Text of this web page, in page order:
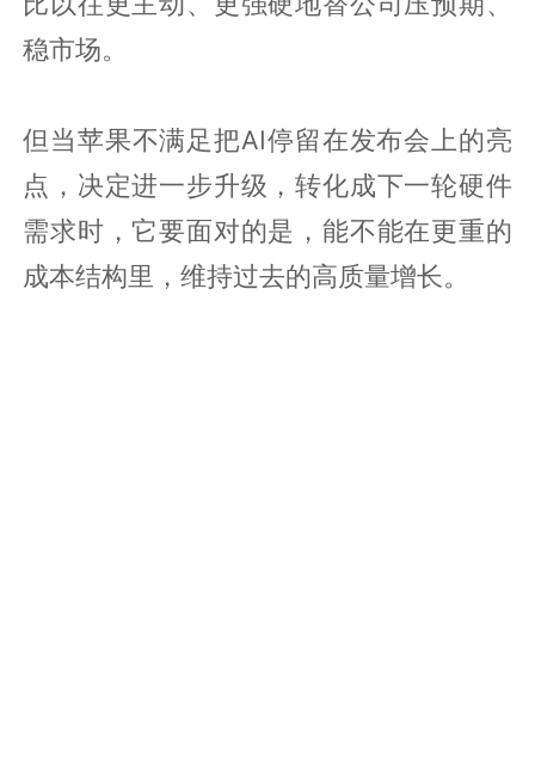
稳市场。
但当苹果不满足把AI停留在发布会上的亮
点，决定进一步升级，转化成下一轮硬件
需求时，它要面对的是，能不能在更重的
成本结构里，维持过去的高质量增长。